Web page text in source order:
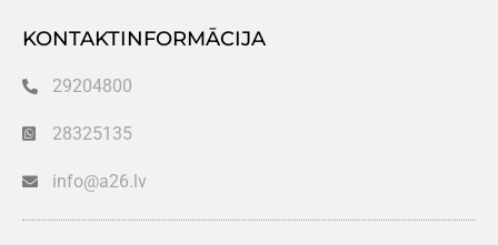
KONTAKTINFORMĀCIJA
29204800
28325135
info@a26.lv